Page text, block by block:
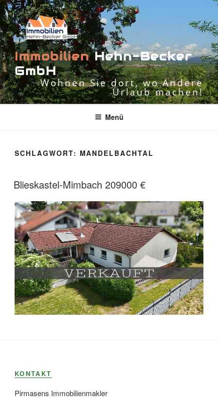
Zum
Inhalt
springen
Immobilien Hehn-Becker
GmbH
Wohnen Sie dort, wo Andere
Urlaub machen!
Menü
SCHLAGWORT: MANDELBACHTAL
Blieskastel-Mimbach 209000 €
KONTAKT
Pirmasens Immobilienmakler